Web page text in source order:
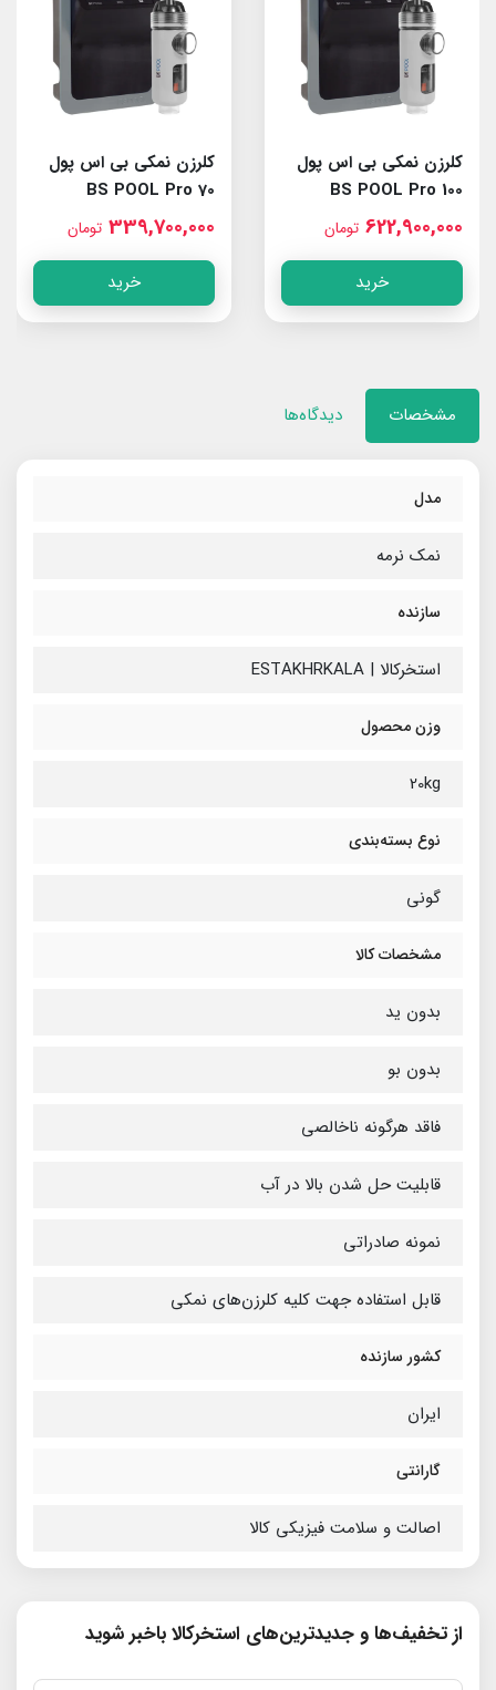
کلرزن نمکی بی اس پول
BS POOL Pro 100
622,900,000 تومان
خرید
کلرزن نمکی بی اس پول
BS POOL Pro 70
339,700,000 تومان
خرید
مشخصات دیدگاه‌ها
مدل
نمک نرمه
سازنده
استخرکالا | ESTAKHRKALA
وزن محصول
20kg
نوع بسته‌بندی
گونی
مشخصات کالا
بدون ید
بدون بو
فاقد هرگونه ناخالصی
قابلیت حل شدن بالا در آب
نمونه صادراتی
قابل استفاده جهت کلیه کلرزن‌های نمکی
کشور سازنده
ایران
گارانتی
اصالت و سلامت فیزیکی کالا
از تخفیف‌ها و جدیدترین‌های استخرکالا باخبر شوید